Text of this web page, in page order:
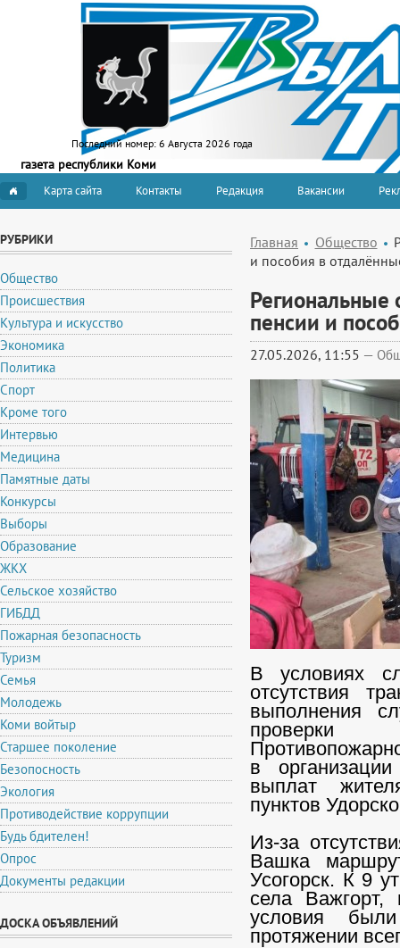
Последний номер: 6 Августа 2026 года
газета республики Коми
Карта сайта Контакты Редакция Вакансии
РУБРИКИ
Общество
Происшествия
Культура и искусство
Экономика
Политика
Спорт
Кроме того
Интервью
Медицина
Памятные даты
Конкурсы
Выборы
Образование
ЖКХ
Сельское хозяйство
ГИБДД
Пожарная безопасность
Туризм
Семья
Молодежь
Коми войтыр
Старшее поколение
Безопосность
Экология
Противодействие коррупции
Будь бдителен!
Опрос
Документы редакции
ДОСКА ОБЪЯВЛЕНИЙ
Главная Общество
и пособия в
Региональные
пенсии и
27.05.2026, 11:55 —
В условиях
отсутствия
выполнения
проверки
в
выплат
пунктов
Из-за
Вашка
Усогорск. К 9
села Важгорт,
условия
протяжении